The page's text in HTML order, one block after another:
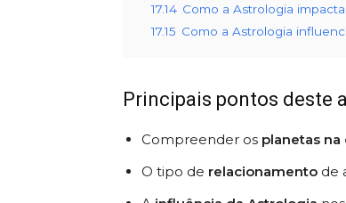
17.14 Como a Astrologia
17.15 Como a Astrologia
Principais pontos deste
Compreender os planetas na
O tipo de relacionamento de